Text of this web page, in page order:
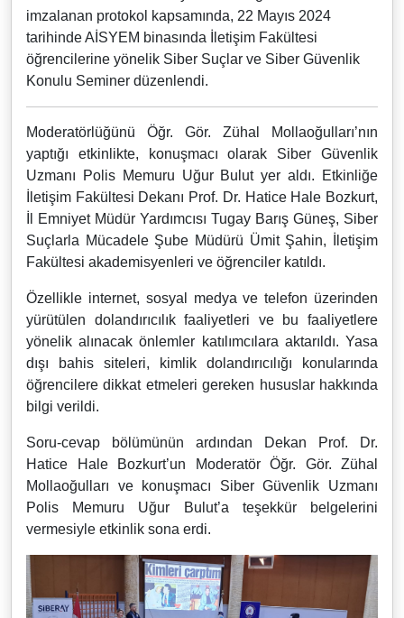
imzalanan protokol kapsamında, 22 Mayıs 2024
tarihinde AİSYEM binasında İletişim Fakültesi
öğrencilerine yönelik Siber Suçlar ve Siber Güvenlik
Konulu Seminer düzenlendi.
Moderatörlüğünü Öğr. Gör. Zühal Mollaoğulları’nın
yaptığı etkinlikte, konuşmacı olarak Siber Güvenlik
Uzmanı Polis Memuru Uğur Bulut yer aldı. Etkinliğe
İletişim Fakültesi Dekanı Prof. Dr. Hatice Hale Bozkurt,
İl Emniyet Müdür Yardımcısı Tugay Barış Güneş, Siber
Suçlarla Mücadele Şube Müdürü Ümit Şahin, İletişim
Fakültesi akademisyenleri ve öğrenciler katıldı.
Özellikle internet, sosyal medya ve telefon üzerinden
yürütülen dolandırıcılık faaliyetleri ve bu faaliyetlere
yönelik alınacak önlemler katılımcılara aktarıldı. Yasa
dışı bahis siteleri, kimlik dolandırıcılığı konularında
öğrencilere dikkat etmeleri gereken hususlar hakkında
bilgi verildi.
Soru-cevap bölümünün ardından Dekan Prof. Dr.
Hatice Hale Bozkurt’un Moderatör Öğr. Gör. Zühal
Mollaoğulları ve konuşmacı Siber Güvenlik Uzmanı
Polis Memuru Uğur Bulut’a teşekkür belgelerini
vermesiyle etkinlik sona erdi.